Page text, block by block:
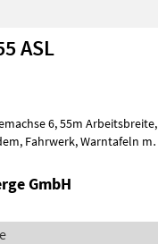
ASL
6, 55m Arbeitsbreite,
GmbH